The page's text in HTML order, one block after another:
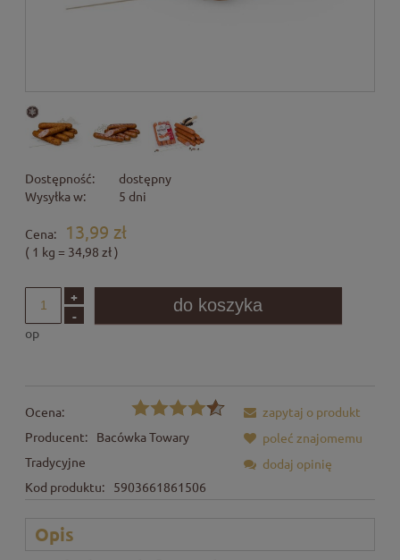
Dostępność:
dostępny
Wysyłka w:
5 dni
Cena: 13,99 zł
( 1 kg = 34,98 zł)
+
-
op
do koszyka
Ocena:
Producent:
Bacówka Towary
Tradycyjne
Kod produktu:
5903661861506
zapytaj o produkt
poleć znajomemu
dodaj opinię
Opis